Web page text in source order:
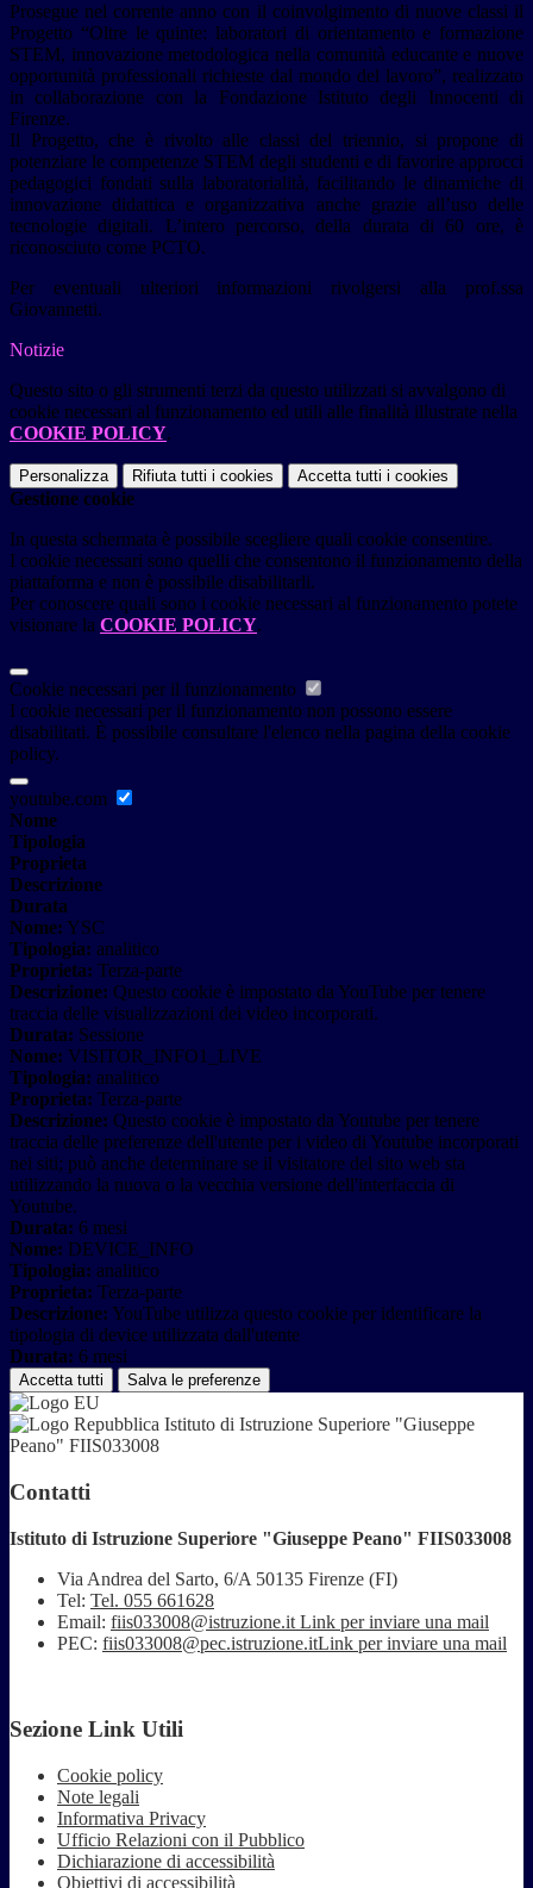
Prosegue nel corrente anno con il coinvolgimento di nuove classi il
Progetto “Oltre le quinte: laboratori di orientamento e formazione
STEM, innovazione metodologica nella comunità educante e nuove
opportunità professionali richieste dal mondo del lavoro”, realizzato
in collaborazione con la Fondazione Istituto degli Innocenti di
Firenze.
Il Progetto, che è rivolto alle classi del triennio, si propone di
potenziare le competenze STEM degli studenti e di favorire approcci
pedagogici fondati sulla laboratorialità, facilitando le dinamiche di
innovazione didattica e organizzativa anche grazie all’uso delle
tecnologie digitali. L’intero percorso, della durata di 60 ore, è
riconosciuto come PCTO.
Per eventuali ulteriori informazioni rivolgersi alla prof.ssa
Giovannetti.
Notizie
Questo sito o gli strumenti terzi da questo utilizzati si avvalgono di
cookie necessari al funzionamento ed utili alle finalità illustrate nella
COOKIE POLICY.
Personalizza Rifiuta tutti i cookies Accetta tutti i cookies
Gestione cookie
In questa schermata è possibile scegliere quali cookie consentire.
I cookie necessari sono quelli che consentono il funzionamento della
piattaforma e non è possibile disabilitarli.
Per conoscere quali sono i cookie necessari al funzionamento potete
visionare la COOKIE POLICY.
Cookie necessari per il funzionamento
I cookie necessari per il funzionamento non possono essere
disabilitati. È possibile consultare l'elenco nella pagina della cookie
policy.
youtube.com
Nome
Tipologia
Proprieta
Descrizione
Durata
Nome: YSC
Tipologia: analitico
Proprieta: Terza-parte
Descrizione: Questo cookie è impostato da YouTube per tenere
traccia delle visualizzazioni dei video incorporati.
Durata: Sessione
Nome: VISITOR_INFO1_LIVE
Tipologia: analitico
Proprieta: Terza-parte
Descrizione: Questo cookie è impostato da Youtube per tenere
traccia delle preferenze dell'utente per i video di Youtube incorporati
nei siti; può anche determinare se il visitatore del sito web sta
utilizzando la nuova o la vecchia versione dell'interfaccia di
Youtube.
Durata: 6 mesi
Nome: DEVICE_INFO
Tipologia: analitico
Proprieta: Terza-parte
Descrizione: YouTube utilizza questo cookie per identificare la
tipologia di device utilizzata dall'utente
Durata: 6 mesi
Accetta tutti Salva le preferenze
Istituto di Istruzione Superiore "Giuseppe
Peano" FIIS033008
Contatti
Istituto di Istruzione Superiore "Giuseppe Peano" FIIS033008
Via Andrea del Sarto, 6/A 50135 Firenze (FI)
Tel: Tel. 055 661628
Email: fiis033008@istruzione.it Link per inviare una mail
PEC: fiis033008@pec.istruzione.itLink per inviare una mail
Sezione Link Utili
Cookie policy
Note legali
Informativa Privacy
Ufficio Relazioni con il Pubblico
Dichiarazione di accessibilità
Obiettivi di accessibilità